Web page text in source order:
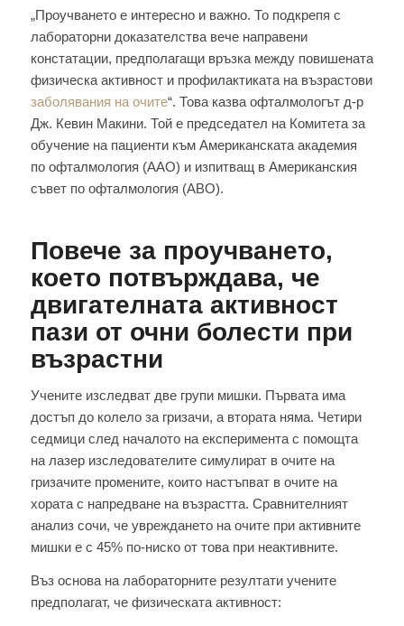
„Проучването е интересно и важно. То подкрепя с
лабораторни доказателства вече направени
констатации, предполагащи връзка между повишената
физическа активност и профилактиката на възрастови
заболявания на очите“. Това казва офталмологът д-р
Дж. Кевин Макини. Той е председател на Комитета за
обучение на пациенти към Американската академия
по офталмология (AAO) и изпитващ в Американския
съвет по офталмология (ABO).
Повече за проучването,
което потвърждава, че
двигателната активност
пази от очни болести при
възрастни
Учените изследват две групи мишки. Първата има
достъп до колело за гризачи, а втората няма. Четири
седмици след началото на експеримента с помощта
на лазер изследователите симулират в очите на
гризачите промените, които настъпват в очите на
хората с напредване на възрастта. Сравнителният
анализ сочи, че увреждането на очите при активните
мишки е с 45% по-ниско от това при неактивните.
Въз основа на лабораторните резултати учените
предполагат, че физическата активност: